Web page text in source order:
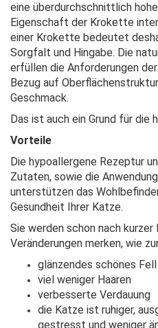
eine überdurchschnittlich
Eigenschaft der Krokette
einer Krokette bedeutet
Sorgfalt und Hingabe. Die
erfüllen die Anforderungen
Bezug auf
Geschmack.
Das ist auch ein Grund für die
Vorteile
Die hypoallergene Rezeptur
Zutaten, sowie die
unterstützen das
Gesundheit Ihrer Katze.
Sie werden schon nach
Veränderungen merken, wie
glänzendes schönes
viel weniger Haaren
verbesserte Verdauung
die Katze ist ruhiger,
gestresst und weniger